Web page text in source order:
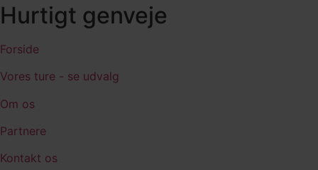
Hurtigt genveje
Forside
Vores ture - se udvalg
Om os
Partnere
Kontakt os